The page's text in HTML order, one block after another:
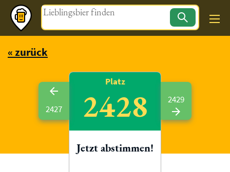
Magazin
« zurück
2427
Platz
2428
Jetzt abstimmen!
2429